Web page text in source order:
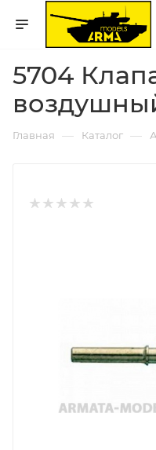
5704
Главная — Каталог —